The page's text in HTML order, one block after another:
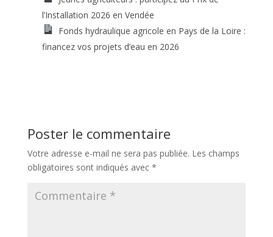
l’Installation 2026 en Vendée
Fonds hydraulique agricole en Pays de la Loire :
financez vos projets d’eau en 2026
Poster le commentaire
Votre adresse e-mail ne sera pas publiée. Les champs
obligatoires sont indiqués avec *